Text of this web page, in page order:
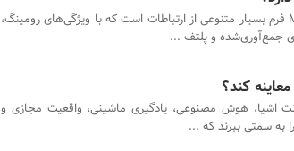
M2M فرم بسیار متنوعی از ارتباطات است که با ویژگی‌های رومینگ،
کند؟
اشیا، هوش مصنوعی، یادگیری ماشینی، واقعیت مجازی و
به سمتی ببرند که ...